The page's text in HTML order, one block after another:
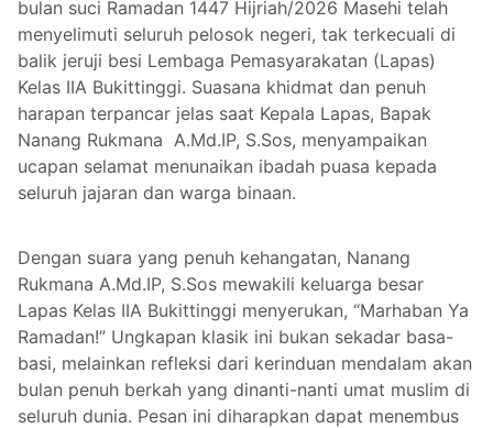
bulan suci Ramadan 1447 Hijriah/2026 Masehi telah
menyelimuti seluruh pelosok negeri, tak terkecuali di
balik jeruji besi Lembaga Pemasyarakatan (Lapas)
Kelas IIA Bukittinggi. Suasana khidmat dan penuh
harapan terpancar jelas saat Kepala Lapas, Bapak
Nanang Rukmana A.Md.IP, S.Sos, menyampaikan
ucapan selamat menunaikan ibadah puasa kepada
seluruh jajaran dan warga binaan.
Dengan suara yang penuh kehangatan, Nanang
Rukmana A.Md.IP, S.Sos mewakili keluarga besar
Lapas Kelas IIA Bukittinggi menyerukan, “Marhaban Ya
Ramadan!” Ungkapan klasik ini bukan sekadar basa-
basi, melainkan refleksi dari kerinduan mendalam akan
bulan penuh berkah yang dinanti-nanti umat muslim di
seluruh dunia. Pesan ini diharapkan dapat menembus